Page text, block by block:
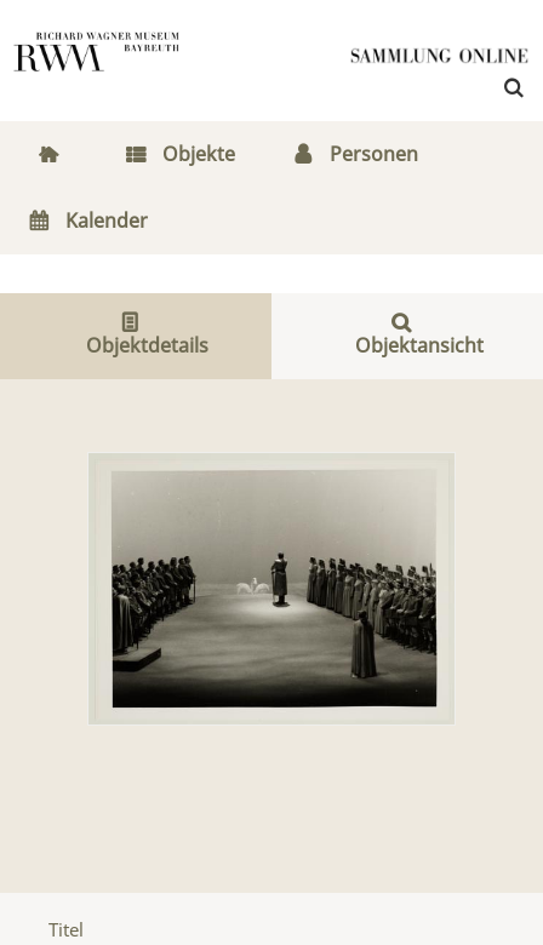
Objekte Personen
Kalender
Objektdetails Objektansicht
Titel